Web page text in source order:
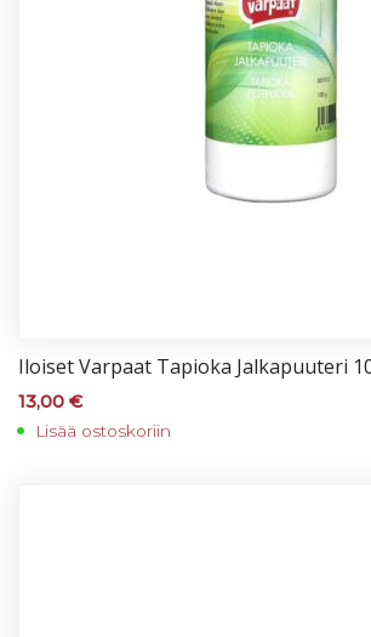
Iloi­set Var­paat Ta­pio­ka Jal­ka­puu­te­ri
13,00 €
Lisää ostoskoriin